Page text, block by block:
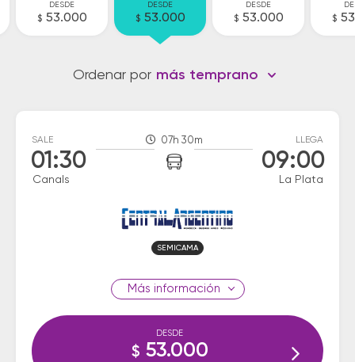
DESDE
$ 53.000
DESDE
$ 53.000
DESDE
$ 53.000 $
Ordenar por más temprano
SALE
01:30
Canals
07h 30m LLEGA
09:00
La Plata
SEMICAMA
información
DESDE
$ 53.000